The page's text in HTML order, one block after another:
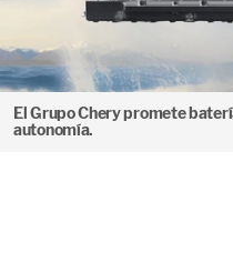
El Grupo Chery promete
autonomía.